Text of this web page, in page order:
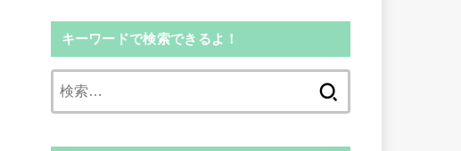
キーワードで検索できるよ！